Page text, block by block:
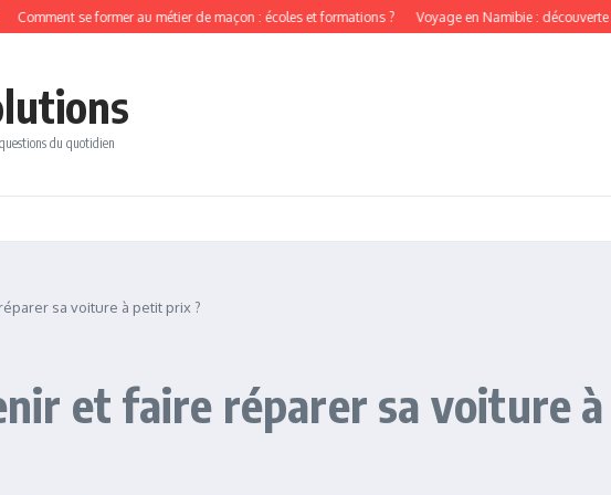
se former au métier de maçon : écoles et formations ? Voyage en Namibie : découverte des
du quotidien
sa voiture à petit prix ?
et faire réparer sa voiture